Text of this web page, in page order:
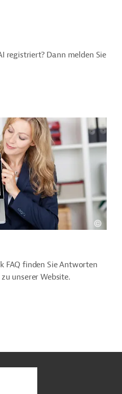
registriert? Dann melden Sie
FAQ finden Sie Antworten
unserer Website.